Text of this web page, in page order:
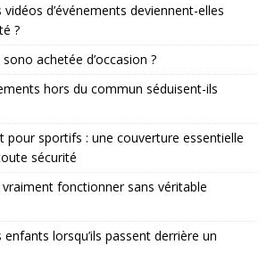
d’événements deviennent-elles
?
achetée d’occasion ?
hors du commun séduisent-ils
pour sportifs : une couverture essentielle
sécurité
fonctionner sans véritable
lorsqu’ils passent derrière un